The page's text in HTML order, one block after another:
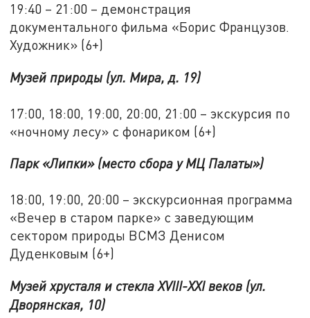
19:40 – 21:00 – демонстрация
документального фильма «Борис Французов.
Художник» (6+)
Музей природы (ул. Мира, д. 19)
17:00, 18:00, 19:00, 20:00, 21:00 – экскурсия по
«ночному лесу» с фонариком (6+)
Парк «Липки» (место сбора у МЦ Палаты»)
18:00, 19:00, 20:00 – экскурсионная программа
«Вечер в старом парке» с заведующим
сектором природы ВСМЗ Денисом
Дуденковым (6+)
Музей хрусталя и стекла XVIII-XXI веков (ул.
Дворянская, 10)